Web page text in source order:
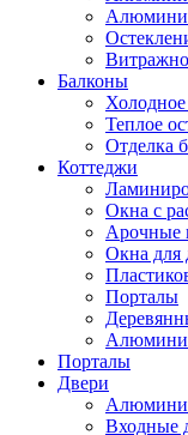
Балконы
Холодное
Теплое
Отделка
Коттеджи
Окна с
Арочные
Окна для
Порталы
Порталы
Двери
Входные